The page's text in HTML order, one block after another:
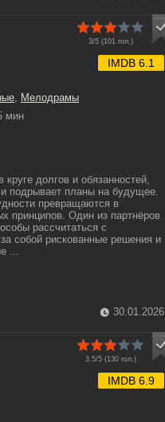
3/5 (101 гол.)
Мелодрамы
мин
IMDB 6.1
долгов и обязанностей,
подрывает планы на будущее.
превращаются в
принципов. Один из партнёров
рассчитаться с
собой рискованные решения и
...
30.01.2026
3.5/5 (130гол.)
IMDB 6.9